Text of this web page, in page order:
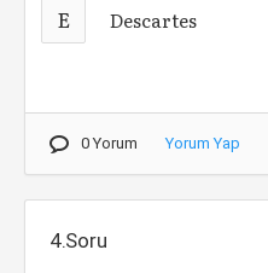
E Descartes
0 Yorum Yorum Yap
4.Soru